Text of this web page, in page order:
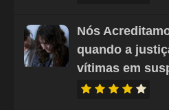
Nós
quando a
vítimas em